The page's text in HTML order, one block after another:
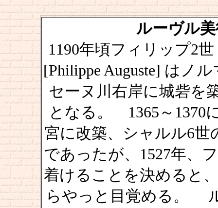
ルーヴル
1190年頃フィリップ2
[Philippe Auguste] はノ
セーヌ川右岸に城砦
となる。 1365～1370
宮に改築、シャルル6
であったが、1527年、
着けることを決めると
らやっと目覚める。